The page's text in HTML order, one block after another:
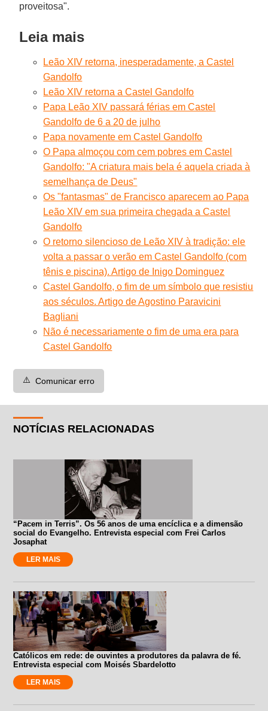
proveitosa".
Leia mais
Leão XIV retorna, inesperadamente, a Castel
Gandolfo
Leão XIV retorna a Castel Gandolfo
Papa Leão XIV passará férias em Castel
Gandolfo de 6 a 20 de julho
Papa novamente em Castel Gandolfo
O Papa almoçou com cem pobres em Castel
Gandolfo: "A criatura mais bela é aquela criada à
semelhança de Deus"
Os "fantasmas" de Francisco aparecem ao Papa
Leão XIV em sua primeira chegada a Castel
Gandolfo
O retorno silencioso de Leão XIV à tradição: ele
volta a passar o verão em Castel Gandolfo (com
tênis e piscina). Artigo de Inigo Dominguez
Castel Gandolfo, o fim de um símbolo que resistiu
aos séculos. Artigo de Agostino Paravicini
Bagliani
Não é necessariamente o fim de uma era para
Castel Gandolfo
⚠️ Comunicar erro
NOTÍCIAS RELACIONADAS
“Pacem in Terris”. Os 56 anos de uma encíclica e a dimensão
social do Evangelho. Entrevista especial com Frei Carlos
Josaphat
LER MAIS
Católicos em rede: de ouvintes a produtores da palavra de fé.
Entrevista especial com Moisés Sbardelotto
LER MAIS